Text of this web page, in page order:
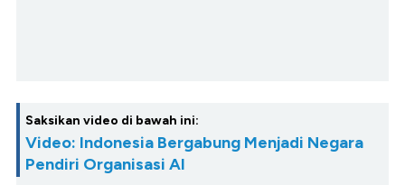
Saksikan video di bawah ini:
Video: Indonesia Bergabung Menjadi Negara
Pendiri Organisasi AI